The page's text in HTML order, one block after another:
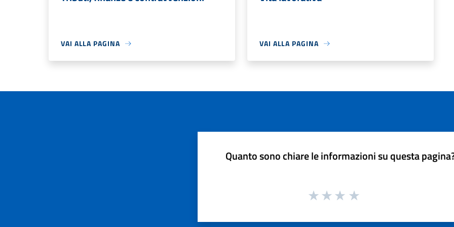
VAI ALLA PAGINA VAI ALLA PAGINA
Quanto sono chiare le informazioni su questa